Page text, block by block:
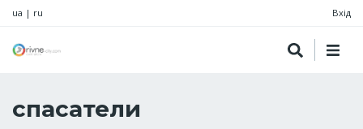
ua | ru Вхід
спасатели